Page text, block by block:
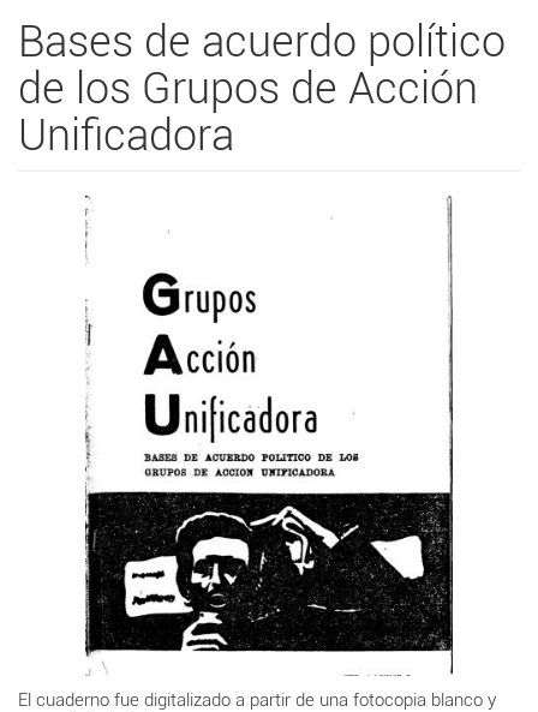
Bases de acuerdo político
de los Grupos de Acción
Unificadora
El cuaderno fue digitalizado a partir de una fotocopia blanco y